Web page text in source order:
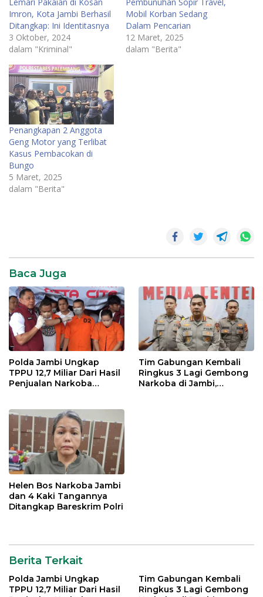
Imron, Kota Jambi Berhasil
Ditangkap: Ini Identitasnya
3 Oktober, 2024
dalam "Kriminal"
Mobil Korban Sedang
Dalam Pencarian
12 Maret, 2025
dalam "Berita"
Penangkapan 2 Anggota
Geng Motor yang Terlibat
Kasus Pembacokan di
Bungo
5 Maret, 2025
dalam "Berita"
Baca Juga
Polda Jambi Ungkap
TPPU 12,7 Miliar Dari Hasil
Penjualan Narkoba
Tim Gabungan Kembali
Ringkus 3 Lagi Gembong
Narkoba di Jambi,
Helen Bos Narkoba Jambi
dan 4 Kaki Tangannya
Ditangkap Bareskrim Polri
Berita Terkait
Polda Jambi Ungkap
TPPU 12,7 Miliar Dari Hasil
Tim Gabungan Kembali
Ringkus 3 Lagi Gembong